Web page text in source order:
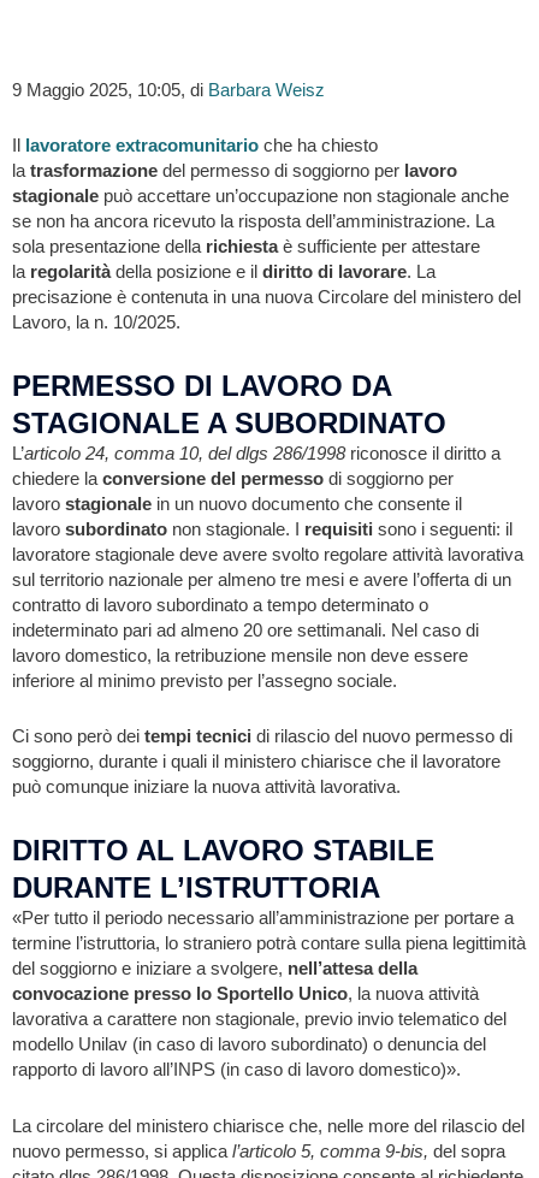
9 Maggio 2025, 10:05, di Barbara Weisz
lavoratore extracomunitario che ha chiesto
latrasformazione del permesso di soggiorno per lavoro
stagionale può accettare un’occupazione non stagionale anche
se non ha ancora ricevuto la risposta dell’amministrazione. La
sola presentazione della richiestaè sufficiente per attestare
la regolaritàdella posizione e il diritto di lavorare. La
precisazione è contenuta in una nuova Circolare del ministero del
Lavoro, la n. 10/2025.
PERMESSO DI LAVORO DA
STAGIONALE A SUBORDINATO
L’articolo 24, comma 10, del dlgs 286/1998riconosce il diritto a
chiedere la conversione del permesso di soggiorno per
lavoro stagionale in un nuovo documento che consente il
lavoro subordinato non stagionale. I requisiti sono i seguenti: il
lavoratore stagionale deve avere svolto regolare attività lavorativa
sul territorio nazionale per almeno tre mesi e avere l’offerta di un
contratto di lavoro subordinato a tempo determinato o
indeterminato pari ad almeno 20 ore settimanali. Nel caso di
lavoro domestico, la retribuzione mensile non deve essere
inferiore al minimo previsto per l’assegno sociale.
Ci sono però dei tempi tecnici di rilascio del nuovo permesso di
soggiorno, durante i quali il ministero chiarisce che il lavoratore
può comunque iniziare la nuova attività lavorativa.
DIRITTO AL LAVORO STABILE
DURANTE L’ISTRUTTORIA
«Per tutto il periodo necessario all’amministrazione per portare a
termine l’istruttoria, lo straniero potrà contare sulla piena legittimità
del soggiorno e iniziare a svolgere, nell’attesa della
convocazione presso lo Sportello Unico, la nuova attività
lavorativa a carattere non stagionale, previo invio telematico del
modello Unilav (in caso di lavoro subordinato) o denuncia del
rapporto di lavoro all’INPS (in caso di lavoro domestico)».
La circolare del ministero chiarisce che, nelle more del rilascio del
nuovo permesso, si applica l’articolo 5, comma 9-bis, del sopra